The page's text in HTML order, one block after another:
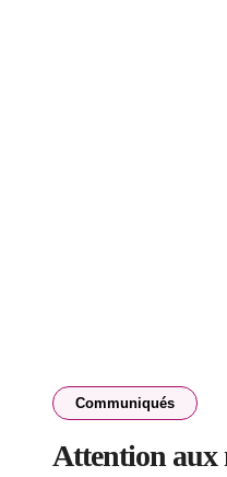
Communiqués
Attention aux